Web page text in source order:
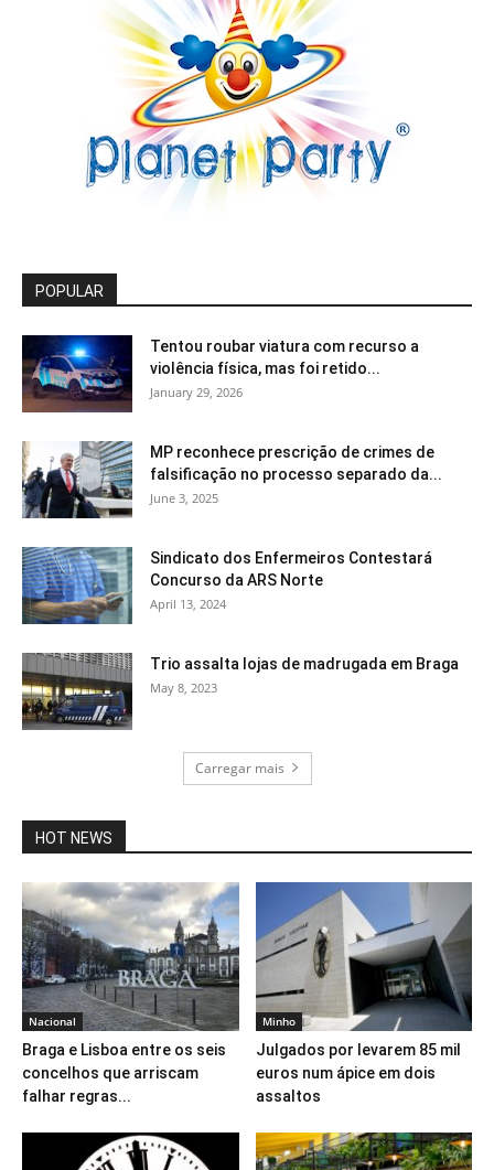
POPULAR
Tentou roubar viatura com recurso a
violência física, mas foi retido...
January 29, 2026
MP reconhece prescrição de crimes de
falsificação no processo separado da...
June 3, 2025
Sindicato dos Enfermeiros Contestará
Concurso da ARS Norte
April 13, 2024
Trio assalta lojas de madrugada em Braga
May 8, 2023
Carregar mais
HOT NEWS
Nacional
Braga e Lisboa entre os seis
concelhos que arriscam
falhar regras...
Minho
Julgados por levarem 85 mil
euros num ápice em dois
assaltos